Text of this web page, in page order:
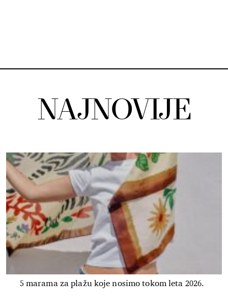
NAJNOVIJE
5 marama za plažu koje nosimo tokom leta 2026.